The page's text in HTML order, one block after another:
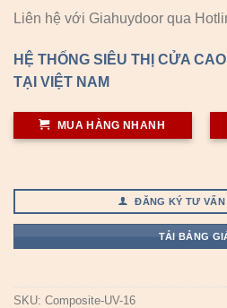
Liên hệ với Giahuydoor qua
HỆ THỐNG SIÊU THỊ CỬA
TẠI VIỆT NAM
MUA HÀNG NHANH
ĐĂNG KÝ TƯ VẤN
TẢI BẢNG
SKU: Composite-UV-16